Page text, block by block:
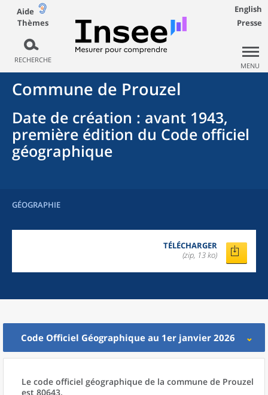
Aide
Thèmes
RECHERCHE
English
Presse
MENU
Commune de Prouzel
Date de création : avant 1943,
première édition du Code officiel
géographique
GÉOGRAPHIE
TÉLÉCHARGER
(zip, 13 ko)
Code Officiel Géographique au 1er janvier 2026
Le code officiel géographique de la commune de Prouzel
est 80643.